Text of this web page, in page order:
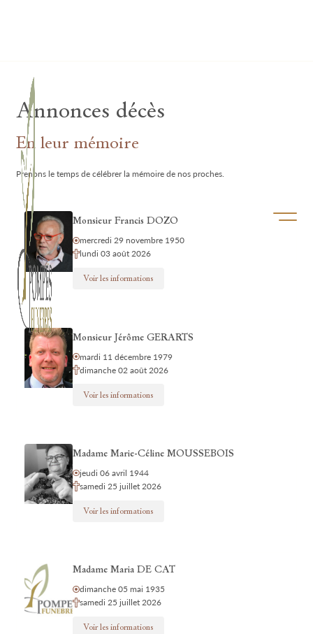
Ouvrir/
Annonces décès
En leur mémoire
Prenons le temps de célébrer la mémoire de nos proches.
Monsieur Francis DOZO
mercredi 29 novembre 1950
lundi 03 août 2026
Voir les informations
Monsieur Jérôme GERARTS
mardi 11 décembre 1979
dimanche 02 août 2026
Voir les informations
Madame Marie-Céline MOUSSEBOIS
jeudi 06 avril 1944
samedi 25 juillet 2026
Voir les informations
Madame Maria DE CAT
dimanche 05 mai 1935
samedi 25 juillet 2026
Voir les informations